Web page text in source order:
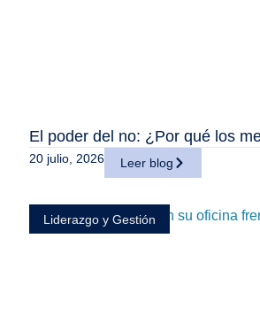
El poder del no: ¿Por qué los
20 julio, 2026 Leer blog
Liderazgo y Gestión